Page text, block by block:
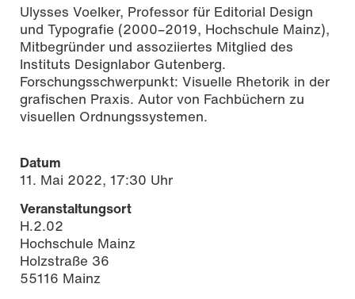
Ulysses Voelker, Professor für Editorial Design
und Typografie (2000–2019, Hochschule Mainz),
Mitbegründer und assoziiertes Mitglied des
Instituts Designlabor Gutenberg.
Forschungsschwerpunkt: Visuelle Rhetorik in der
grafischen Praxis. Autor von Fachbüchern zu
visuellen Ordnungssystemen.
Datum
11. Mai 2022, 17:30 Uhr
Veranstaltungsort
H.2.02
Hochschule Mainz
Holzstraße 36
55116 Mainz